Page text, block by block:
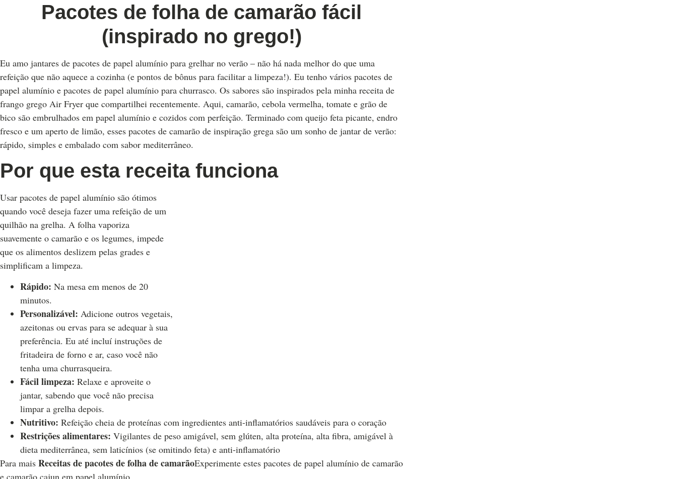
Pacotes de folha de camarão fácil
(inspirado no grego!)
Eu amo jantares de pacotes de papel alumínio para grelhar no verão – não há nada melhor do que uma
refeição que não aquece a cozinha (e pontos de bônus para facilitar a limpeza!). Eu tenho vários pacotes de
papel alumínio e pacotes de papel alumínio para churrasco. Os sabores são inspirados pela minha receita de
frango grego Air Fryer que compartilhei recentemente. Aqui, camarão, cebola vermelha, tomate e grão de
bico são embrulhados em papel alumínio e cozidos com perfeição. Terminado com queijo feta picante, endro
fresco e um aperto de limão, esses pacotes de camarão de inspiração grega são um sonho de jantar de verão:
rápido, simples e embalado com sabor mediterrâneo.
Por que esta receita funciona
Usar pacotes de papel alumínio são ótimos
quando você deseja fazer uma refeição de um
quilhão na grelha. A folha vaporiza
suavemente o camarão e os legumes, impede
que os alimentos deslizem pelas grades e
simplificam a limpeza.
Rápido: Na mesa em menos de 20
minutos.
Personalizável: Adicione outros vegetais,
azeitonas ou ervas para se adequar à sua
preferência. Eu até incluí instruções de
fritadeira de forno e ar, caso você não
tenha uma churrasqueira.
Fácil limpeza: Relaxe e aproveite o
jantar, sabendo que você não precisa
limpar a grelha depois.
Nutritivo: Refeição cheia de proteínas com ingredientes anti-inflamatórios saudáveis ​​para o coração
Restrições alimentares: Vigilantes de peso amigável, sem glúten, alta proteína, alta fibra, amigável à
dieta mediterrânea, sem laticínios (se omitindo feta) e anti-inflamatório
Para mais Receitas de pacotes de folha de camarãoExperimente estes pacotes de papel alumínio de camarão
e camarão cajun em papel alumínio.